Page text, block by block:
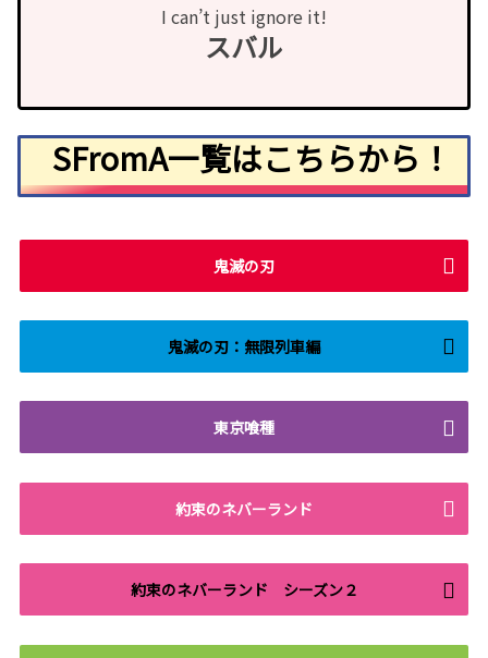
I can’t just ignore it!
スバル
SFromA一覧はこちらから！
鬼滅の刃
鬼滅の刃：無限列車編
東京喰種
約束のネバーランド
約束のネバーランド シーズン２